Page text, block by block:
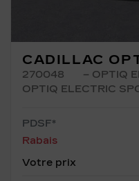
CADILLAC
270048
– OPTIQ
OPTIQ ELECTRIC
PDSF*
Rabais
Votre prix